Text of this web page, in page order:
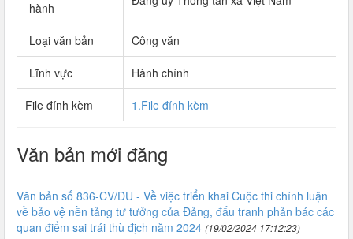
hành
Loại văn bản Công văn
Lĩnh vực Hành chính
File đính kèm 1.File đính kèm
Văn bản mới đăng
Văn bản số 836-CV/ĐU - Về việc triển khai Cuộc thi chính luận
về bảo vệ nền tảng tư tưởng của Đảng, đấu tranh phản bác các
quan điểm sai trái thù địch năm 2024 (19/02/2024 17:12:23)